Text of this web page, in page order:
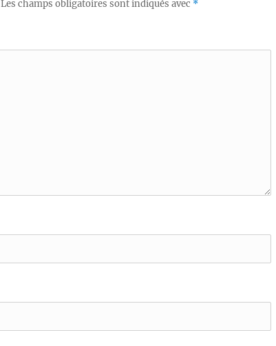
Les champs obligatoires sont indiqués avec *